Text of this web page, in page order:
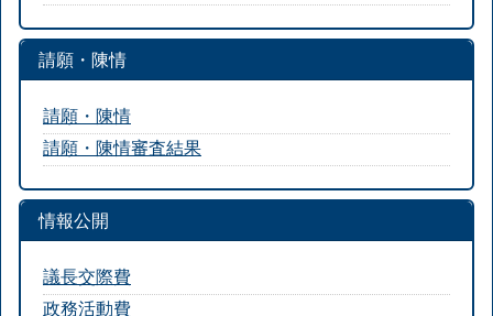
請願・陳情
請願・陳情
請願・陳情審査結果
情報公開
議長交際費
政務活動費